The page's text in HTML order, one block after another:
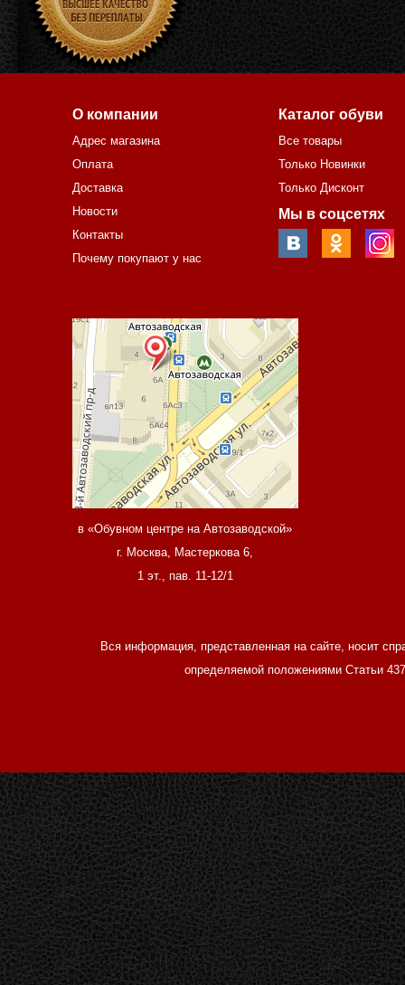
О компании
Адрес магазина
Оплата
Доставка
Новости
Контакты
Почему покупают у нас
Каталог обуви
Все товары
Только Новинки
Только Дисконт
Мы в соцсетях
в «Обувном центре на Автозаводской»
г. Москва, Мастеркова 6,
1 эт., пав. 11-12/1
Вся информация, представленная на сайте, носит
определяемой положениями Статьи